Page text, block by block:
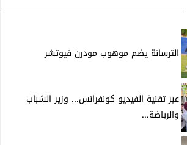
الترسانة يضم موهوب مودرن فيوتشر
عبر تقنية الفيديو كونفرانس... وزير الشباب
والرياضة...